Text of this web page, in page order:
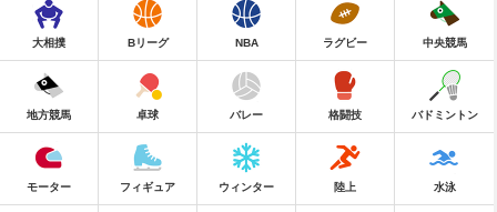
大相撲 Bリーグ NBA ラグビー 中央競馬
地方競馬 卓球 バレー 格闘技 バドミントン
モーター フィギュア ウィンター 陸上 水泳